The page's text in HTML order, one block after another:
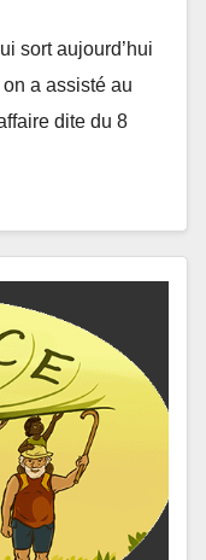
sort aujourd’hui
a assisté au
dite du 8